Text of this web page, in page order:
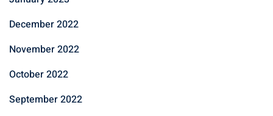
December 2022
November 2022
October 2022
September 2022